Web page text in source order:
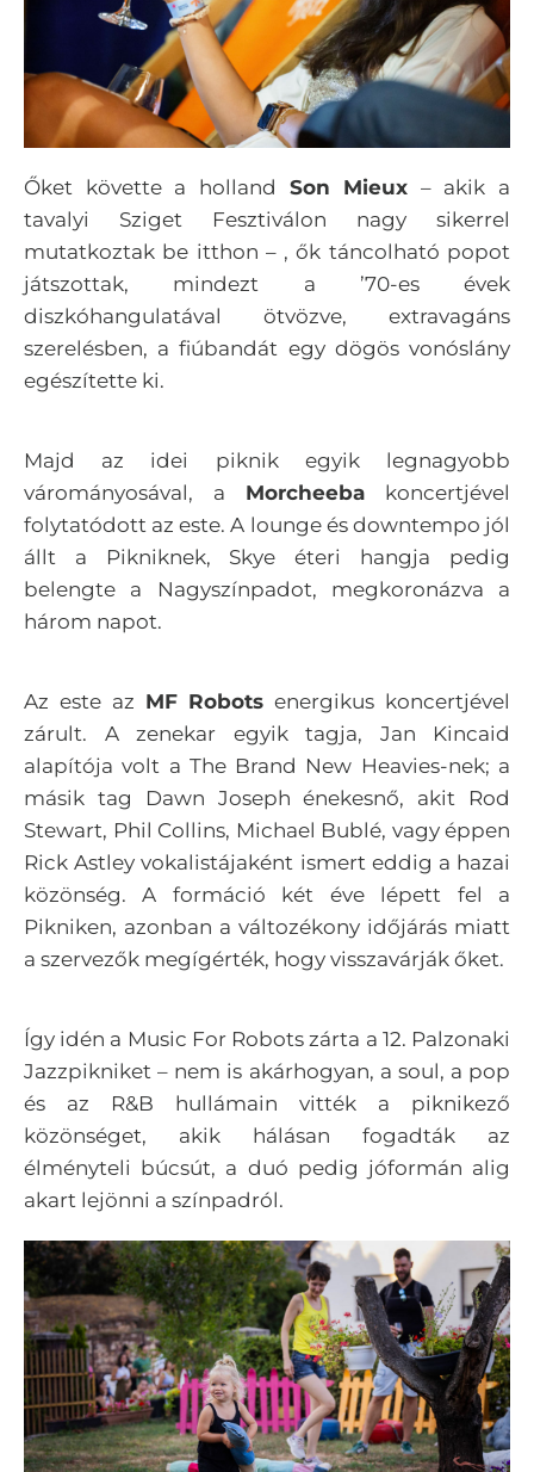
Őket követte a holland Son Mieux – akik a
tavalyi Sziget Fesztiválon nagy sikerrel
mutatkoztak be itthon – , ők táncolható popot
játszottak, mindezt a ’70-es évek
diszkóhangulatával ötvözve, extravagáns
szerelésben, a fiúbandát egy dögös vonóslány
egészítette ki.
Majd az idei piknik egyik legnagyobb
várományosával, a Morcheeba koncertjével
folytatódott az este. A lounge és downtempo jól
állt a Pikniknek, Skye éteri hangja pedig
belengte a Nagyszínpadot, megkoronázva a
három napot.
Az este az MF Robots energikus koncertjével
zárult. A zenekar egyik tagja, Jan Kincaid
alapítója volt a The Brand New Heavies-nek; a
másik tag Dawn Joseph énekesnő, akit Rod
Stewart, Phil Collins, Michael Bublé, vagy éppen
Rick Astley vokalistájaként ismert eddig a hazai
közönség. A formáció két éve lépett fel a
Pikniken, azonban a változékony időjárás miatt
a szervezők megígérték, hogy visszavárják őket.
Így idén a Music For Robots zárta a 12. Palzonaki
Jazzpikniket – nem is akárhogyan, a soul, a pop
és az R&B hullámain vitték a piknikező
közönséget, akik hálásan fogadták az
élményteli búcsút, a duó pedig jóformán alig
akart lejönni a színpadról.